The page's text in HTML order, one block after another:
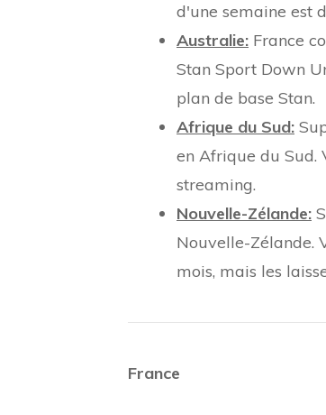
d'une semaine est
Australie: France
Stan Sport Down
plan de base Stan.
Afrique du Sud:
en Afrique du Sud.
streaming.
Nouvelle-Zélande:
Nouvelle-Zélande.
mois, mais les
France